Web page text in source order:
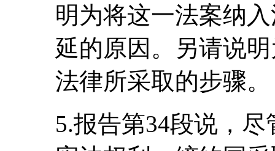
明为将这一法案纳
延的原因。另请说
法律所采取的步骤。
5.报告第34段说，